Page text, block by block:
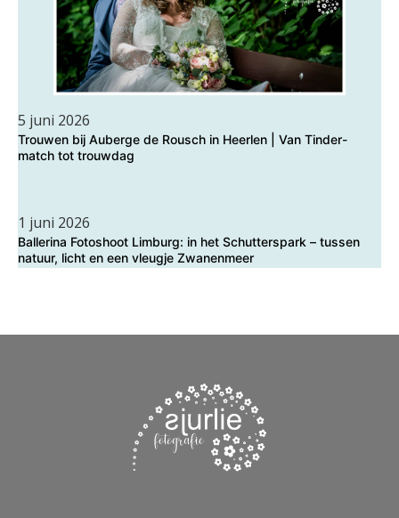
5 juni 2026
Trouwen bij Auberge de Rousch in Heerlen | Van Tinder-
match tot trouwdag
1 juni 2026
Ballerina Fotoshoot Limburg: in het Schutterspark – tussen
natuur, licht en een vleugje Zwanenmeer